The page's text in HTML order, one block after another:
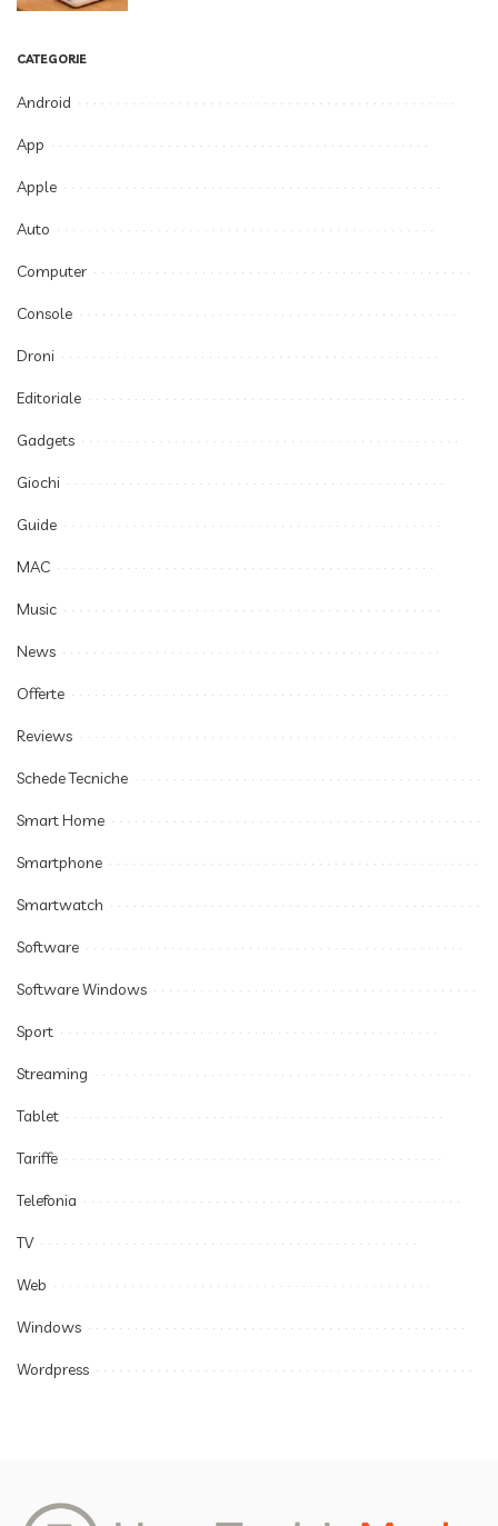
CATEGORIE
Android
App
Apple
Auto
Computer
Console
Droni
Editoriale
Gadgets
Giochi
Guide
MAC
Music
News
Offerte
Reviews
Schede Tecniche
Smart Home
Smartphone
Smartwatch
Software
Software Windows
Sport
Streaming
Tablet
Tariffe
Telefonia
TV
Web
Windows
Wordpress